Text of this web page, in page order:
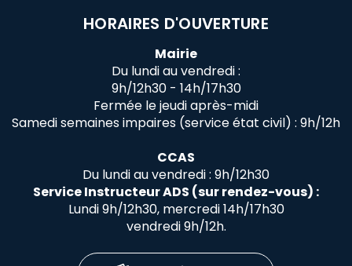
HORAIRES D'OUVERTURE
Mairie
Du lundi au vendredi :
9h/12h30 - 14h/17h30
Fermée le jeudi après-midi
Samedi semaines impaires (service état civil) : 9h/12h
CCAS
Du lundi au vendredi : 9h/12h30
Service Instructeur ADS (sur rendez-vous) :
Lundi 9h/12h30, mercredi 14h/17h30
vendredi 9h/12h.